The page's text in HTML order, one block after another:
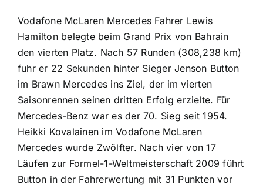
Vodafone McLaren Mercedes Fahrer Lewis
Hamilton belegte beim Grand Prix von Bahrain
den vierten Platz. Nach 57 Runden (308,238 km)
fuhr er 22 Sekunden hinter Sieger Jenson Button
im Brawn Mercedes ins Ziel, der im vierten
Saisonrennen seinen dritten Erfolg erzielte. Für
Mercedes-Benz war es der 70. Sieg seit 1954.
Heikki Kovalainen im Vodafone McLaren
Mercedes wurde Zwölfter. Nach vier von 17
Läufen zur Formel-1-Weltmeisterschaft 2009 führt
Button in der Fahrerwertung mit 31 Punkten vor